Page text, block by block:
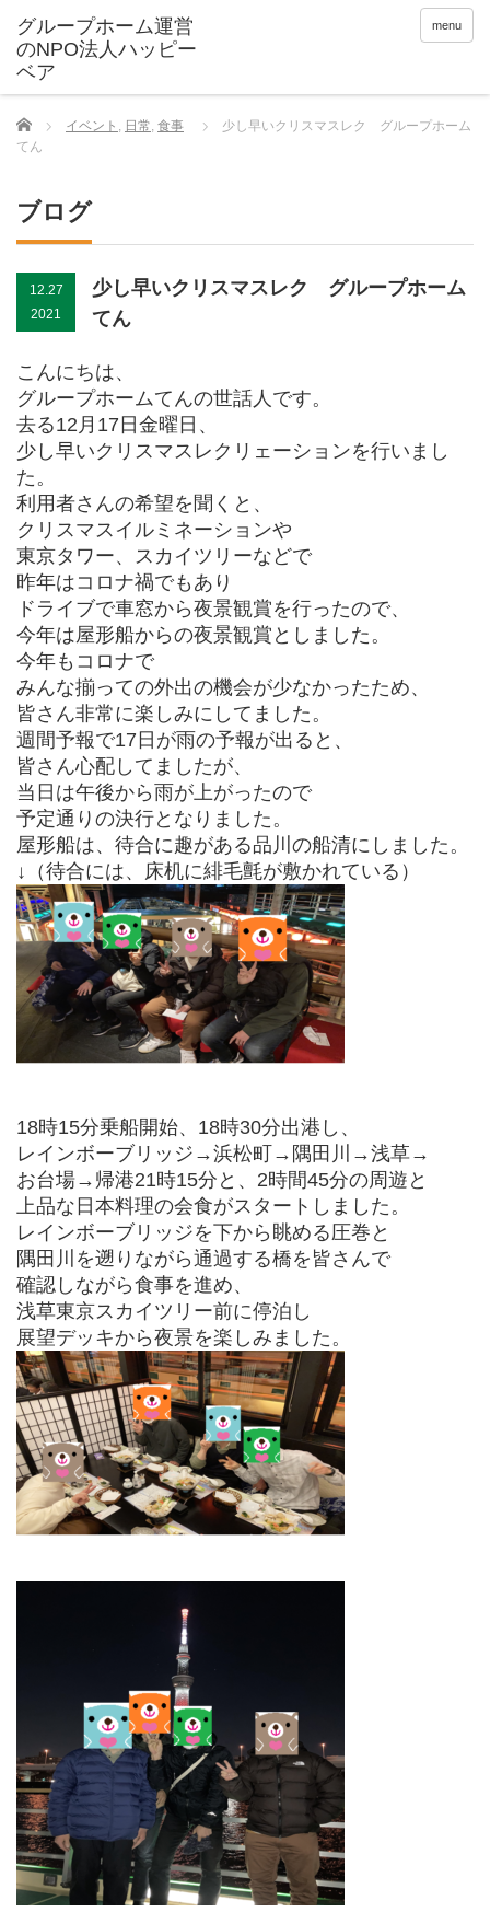
menu
Home イベント , 日常, 食事
少し早いクリスマスレク グループホーム
てん
ブログ
12.27
2021
少し早いクリスマスレク グループホーム
てん
こんにちは、
グループホームてんの世話人です。
去る12月17日金曜日、
少し早いクリスマスレクリェーションを行いまし
た。
利用者さんの希望を聞くと、
クリスマスイルミネーションや
東京タワー、スカイツリーなどで
昨年はコロナ禍でもあり
ドライブで車窓から夜景観賞を行ったので、
今年は屋形船からの夜景観賞としました。
今年もコロナで
みんな揃っての外出の機会が少なかったため、
皆さん非常に楽しみにしてました。
週間予報で17日が雨の予報が出ると、
皆さん心配してましたが、
当日は午後から雨が上がったので
予定通りの決行となりました。
屋形船は、待合に趣がある品川の船清にしました。
↓（待合には、床机に緋毛氈が敷かれている）
18時15分乗船開始、18時30分出港し、
レインボーブリッジ→浜松町→隅田川→浅草→
お台場→帰港21時15分と、2時間45分の周遊と
上品な日本料理の会食がスタートしました。
レインボーブリッジを下から眺める圧巻と
隅田川を遡りながら通過する橋を皆さんで
確認しながら食事を進め、
浅草東京スカイツリー前に停泊し
展望デッキから夜景を楽しみました。